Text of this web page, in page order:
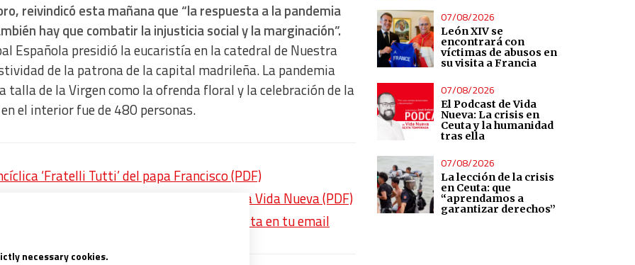
reivindicó esta mañana que “la respuesta a la pandemia
hay que combatir la injusticia social y la marginación”.
Española presidió la eucaristía en la catedral de Nuestra
de la patrona de la capital madrileña. La pandemia
de la Virgen como la ofrenda floral y la celebración de la
el interior fue de 480 personas.
‘Fratelli Tutti’ del papa Francisco (PDF)
la meditación del papa Francisco para Vida Nueva (PDF)
un avance de los contenidos de la revista en tu email
07/08/2026
León XIV se
encontrará con
víctimas de abusos en
su visita a Francia
07/08/2026
El Podcast de Vida
Nueva: La crisis en
Ceuta y la humanidad
tras ella
07/08/2026
La lección de la crisis
en Ceuta: que
“aprendamos a
garantizar derechos”
necessary cookies.